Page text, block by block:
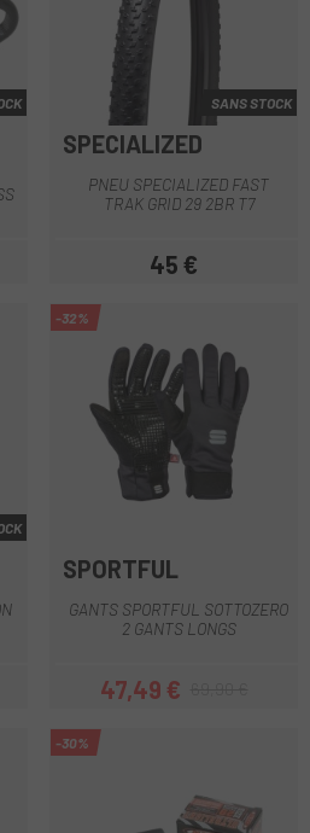
SANS STOCK
SPECIALIZED
PNEU SPECIALIZED FAST
TRAK GRID 29 2BR T7
Prix
45 €
-32%
SPORTFUL
GANTS SPORTFUL SOTTOZERO
2 GANTS LONGS
Prix
47,49 €Prix habituel
-30%